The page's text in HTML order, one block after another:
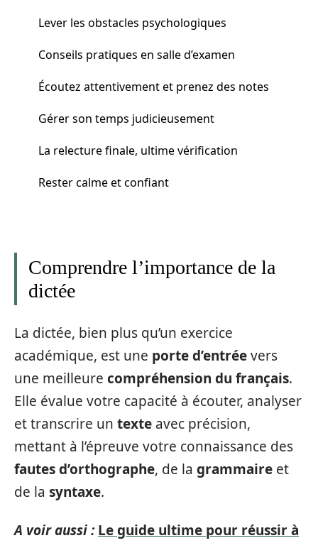
Lever les obstacles psychologiques
Conseils pratiques en salle d’examen
Écoutez attentivement et prenez des notes
Gérer son temps judicieusement
La relecture finale, ultime vérification
Rester calme et confiant
Comprendre l’importance de la
dictée
La dictée, bien plus qu’un exercice
académique, est une porte d’entréevers
une meilleure compréhension du français.
Elle évalue votre capacité à écouter, analyser
et transcrire un texte avec précision,
mettant à l’épreuve votre connaissance des
fautes d’orthographe, de la grammaire et
de la syntaxe.
A voir aussi : Le guide ultime pour réussir à